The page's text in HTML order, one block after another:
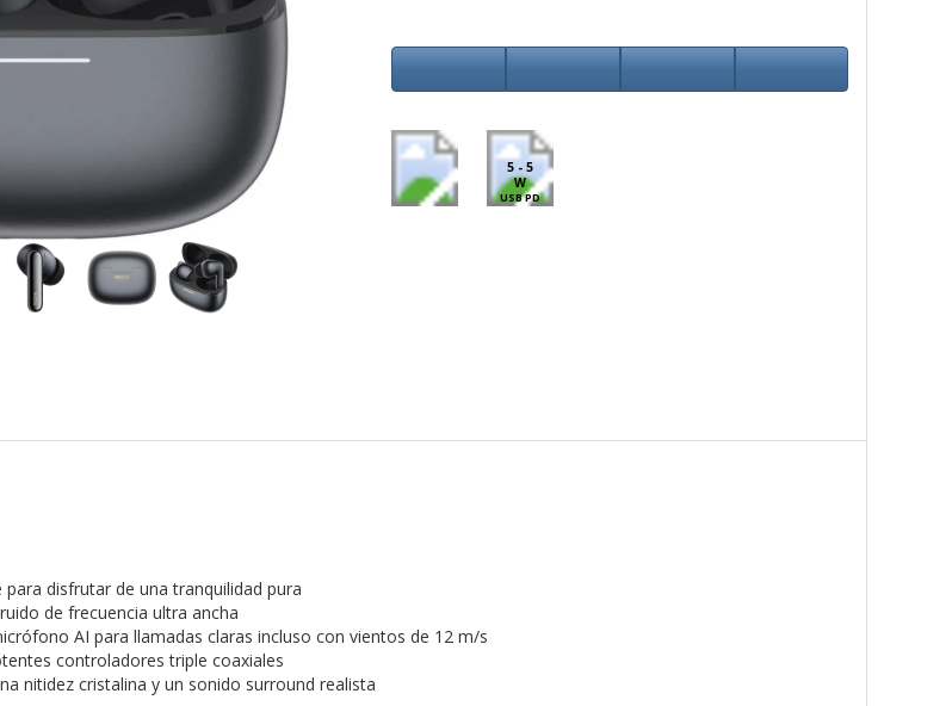
5 - 5
W
USB PD
disfrutar de una tranquilidad pura
de frecuencia ultra ancha
AI para llamadas claras incluso con vientos de 12 m/s
controladores triple coaxiales
nitidez cristalina y un sonido surround realista